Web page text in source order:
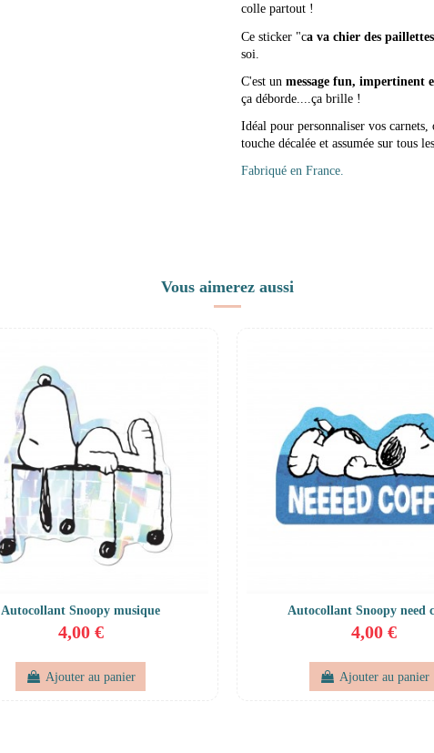
colle partout !
Ce sticker "ca va chier des paillettes
soi.
C'est un message fun, impertinent
ça déborde....ça brille !
Idéal pour personnaliser vos
touche décalée et assumée sur tous
Fabriqué en France.
Vous aimerez aussi
Autocollant Snoopy musique
4,00 €
Ajouter au panier
Autocollant Snoopy need
4,00 €
Ajouter au panier